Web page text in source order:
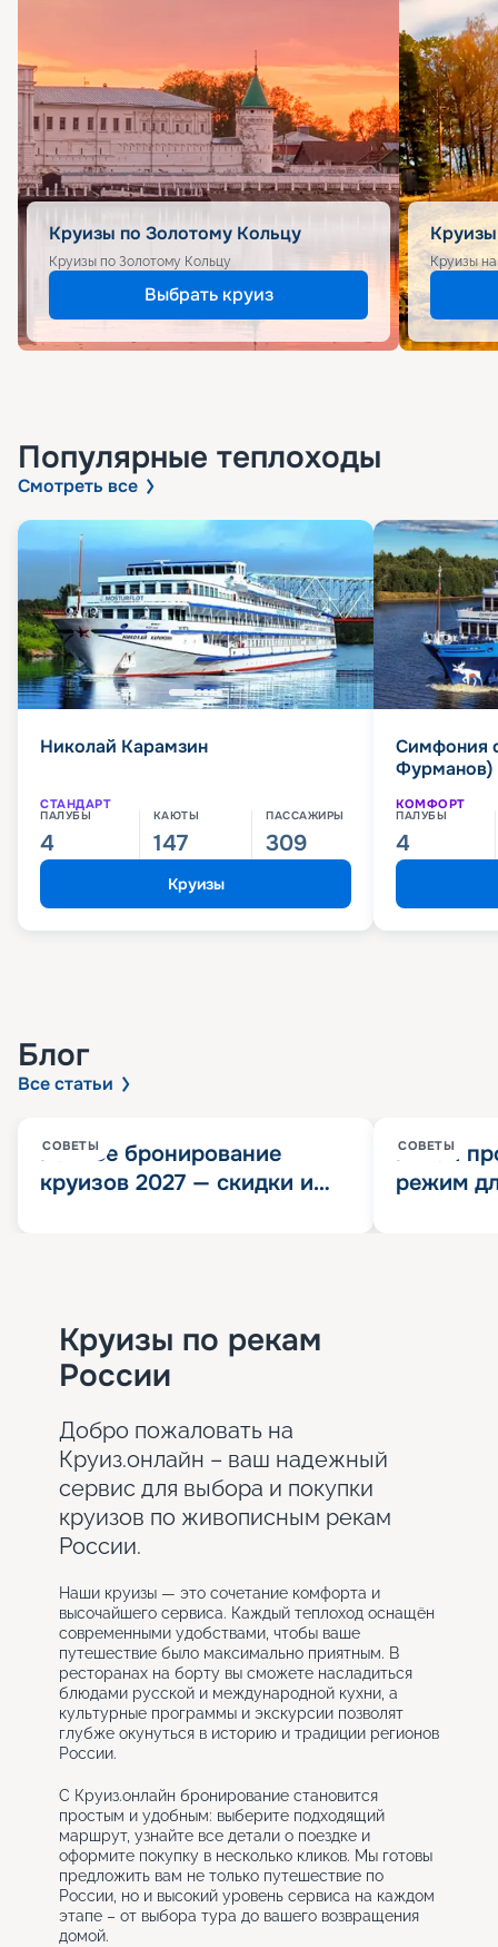
Круизы по Золотому Кольцу
Круизы по Золотому Кольцу
Выбрать круиз
Круизы
Популярные теплоходы
Смотреть все
Николай Карамзин
СТАНДАРТ
ПАЛУБЫ
4
КАЮТЫ
147
ПАССАЖИРЫ
309
Круизы
Симфония
Фурманов)
КОМФОРТ
ПАЛУБЫ
4
Блог
Все статьи
СОВЕТЫ
Раннее бронирование
круизов 2027 — скидки и
СОВЕТЫ
Китай
режим
Круизы по рекам
России
Добро пожаловать на
Круиз.онлайн – ваш надежный
сервис для выбора и покупки
круизов по живописным рекам
России.
Наши круизы — это сочетание комфорта и
высочайшего сервиса. Каждый теплоход оснащён
современными удобствами, чтобы ваше
путешествие было максимально приятным. В
ресторанах на борту вы сможете насладиться
блюдами русской и международной кухни, а
культурные программы и экскурсии позволят
глубже окунуться в историю и традиции регионов
России.
С Круиз.онлайн бронирование становится
простым и удобным: выберите подходящий
маршрут, узнайте все детали о поездке и
оформите покупку в несколько кликов. Мы готовы
предложить вам не только путешествие по
России, но и высокий уровень сервиса на каждом
этапе – от выбора тура до вашего возвращения
домой.